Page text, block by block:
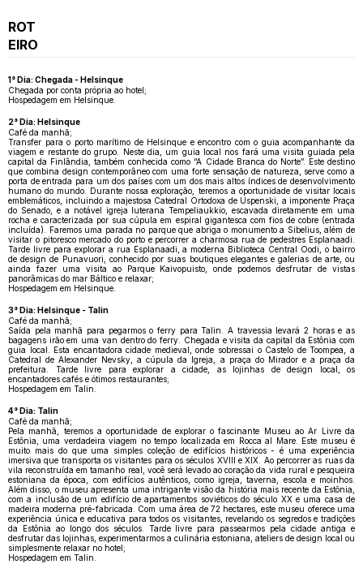
ROT
EIRO
1° Dia: Chegada - Helsinque
Chegada por conta própria ao hotel;
Hospedagem em Helsinque.
2° Dia: Helsinque
Café da manhã;
Transfer para o porto marítimo de Helsinque e encontro com o guia acompanhante da
viagem e restante do grupo. Neste dia, um guia local nos fará uma visita guiada pela
capital da Finlândia, também conhecida como “A Cidade Branca do Norte”. Este destino
que combina design contemporâneo com uma forte sensação de natureza, serve como a
porta de entrada para um dos países com um dos mais altos índices de desenvolvimento
humano do mundo. Durante nossa exploração, teremos a oportunidade de visitar locais
emblemáticos, incluindo a majestosa Catedral Ortodoxa de Uspenski, a imponente Praça
do Senado, e a notável igreja luterana Tempeliaukkio, escavada diretamente em uma
rocha e caracterizada por sua cúpula em espiral gigantesca com fios de cobre (entrada
incluída). Faremos uma parada no parque que abriga o monumento a Sibelius, além de
visitar o pitoresco mercado do porto e percorrer a charmosa rua de pedestres Esplanaadi.
Tarde livre para explorar a rua Esplanaadi, a moderna Biblioteca Central Oodi, o bairro
de design de Punavuori, conhecido por suas boutiques elegantes e galerias de arte, ou
ainda fazer uma visita ao Parque Kaivopuisto, onde podemos desfrutar de vistas
panorâmicas do mar Báltico e relaxar;
Hospedagem em Helsinque.
3° Dia: Helsinque - Talin
Café da manhã;
Saída pela manhã para pegarmos o ferry para Talin. A travessia levará 2 horas e as
bagagens irão em uma van dentro do ferry. Chegada e visita da capital da Estônia com
guia local. Esta encantadora cidade medieval, onde sobressai o Castelo de Toompea, a
Catedral de Alexander Nevsky, a cúpula da Igreja, a praça do Mirador e a praça da
prefeitura. Tarde livre para explorar a cidade, as lojinhas de design local, os
encantadores cafés e ótimos restaurantes;
Hospedagem em Talin.
4° Dia: Talin
Café da manhã;
Pela manhã, teremos a oportunidade de explorar o fascinante Museu ao Ar Livre da
Estônia, uma verdadeira viagem no tempo localizada em Rocca al Mare. Este museu é
muito mais do que uma simples coleção de edifícios históricos - é uma experiência
imersiva que transporta os visitantes para os séculos XVIII e XIX. Ao percorrer as ruas da
vila reconstruída em tamanho real, você será levado ao coração da vida rural e pesqueira
estoniana da época, com edifícios autênticos, como igreja, taverna, escola e moinhos.
Além disso, o museu apresenta uma intrigante visão da história mais recente da Estônia,
com a inclusão de um edifício de apartamentos soviéticos do século XX e uma casa de
madeira moderna pré-fabricada. Com uma área de 72 hectares, este museu oferece uma
experiência única e educativa para todos os visitantes, revelando os segredos e tradições
da Estônia ao longo dos séculos. Tarde livre para passearmos pela cidade antiga e
desfrutar das lojinhas, experimentarmos a culinária estoniana, ateliers de design local ou
simplesmente relaxar no hotel;
Hospedagem em Talin.